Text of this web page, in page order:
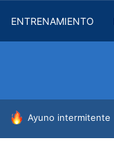
ENTRENAMIENTO
HOY SE HABLA DE
Ayuno intermitente